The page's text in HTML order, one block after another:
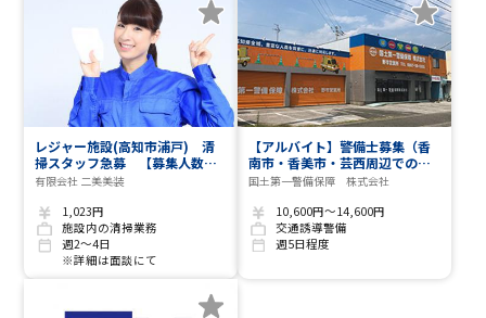
レジャー施設(高知市浦戸) 清
掃スタッフ急募 【募集人数／
若干名】
有限会社 二美美装
1,023円
施設内の清掃業務
週2～4日
※詳細は面談にて
【アルバイト】警備士募集（香
南市・香美市・芸西周辺でのお
仕事です）
国土第一警備保障 株式会社
10,600円～14,600円
交通誘導警備
週5日程度